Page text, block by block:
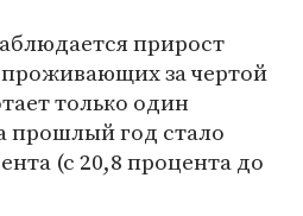
прирост
за чертой
только один
прошлый год стало
(с 20,8 процента до